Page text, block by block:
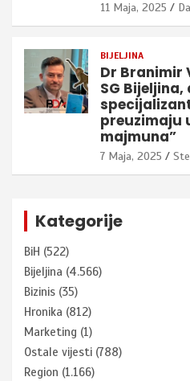
11 Maja, 2025
BIJELJINA
Dr Branimir
SG
preuzimaju
majmuna”
7 Maja, 2025
Kategorije
BiH (522)
Bijeljina (4.566)
Bizinis (35)
Hronika (812)
Marketing (1)
Ostale vijesti (788)
Region (1.166)